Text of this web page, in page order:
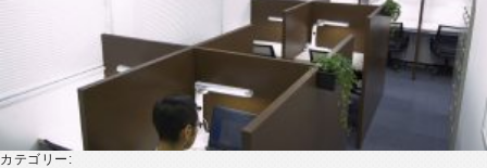
カテゴリー: